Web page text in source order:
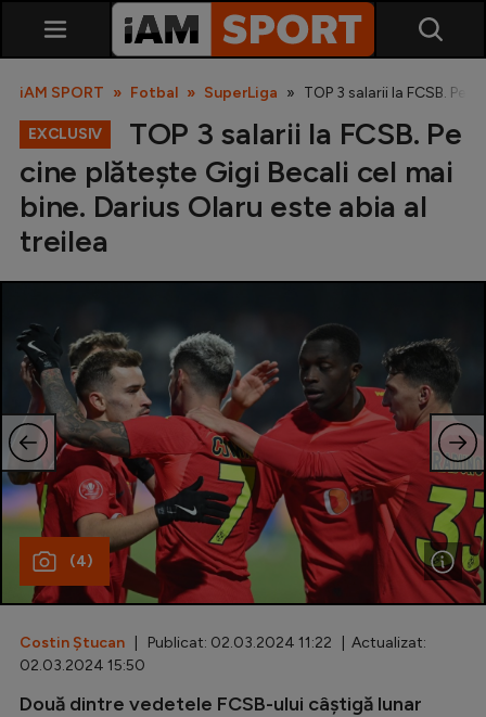
SuperLiga
Cupa României
Echipa Națională
U21
Fotbal feminin
Special
Diverse
Inedit
Clasamente
iAM SPORT Fotbal SuperLiga TOP 3 salarii la FCSB. Pe
EXCLUSIV
TOP 3 salarii la FCSB. Pe
cine plătește Gigi Becali cel mai
bine. Darius Olaru este abia al
treilea
(4)
Costin Ștucan | Publicat: 02.03.2024 11:22 | Actualizat:
02.03.2024 15:50
Două dintre vedetele FCSB-ului câștigă lunar